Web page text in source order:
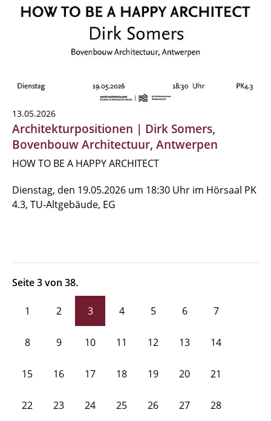
13.05.2026
Architekturpositionen | Dirk Somers,
Bovenbouw Architectuur, Antwerpen
HOW TO BE A HAPPY ARCHITECT
Dienstag, den 19.05.2026 um 18:30 Uhr im Hörsaal PK
4.3, TU-Altgebäude, EG
Seite 3 von 38.
1 2 3 4 5 6 7
8 9 10 11 12 13 14
15 16 17 18 19 20 21
22 23 24 25 26 27 28